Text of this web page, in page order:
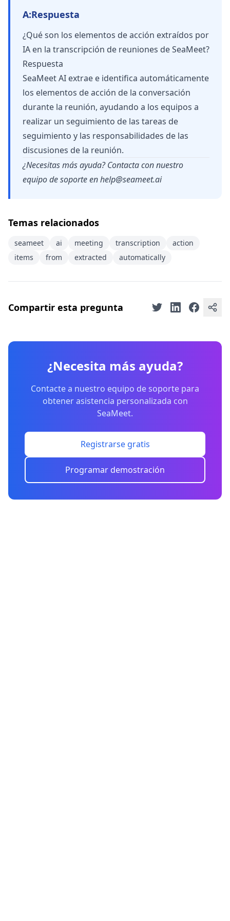
A:Respuesta
¿Qué son los elementos de acción extraídos por
IA en la transcripción de reuniones de SeaMeet?
Respuesta
SeaMeet AI extrae e identifica automáticamente
los elementos de acción de la conversación
durante la reunión, ayudando a los equipos a
realizar un seguimiento de las tareas de
seguimiento y las responsabilidades de las
discusiones de la reunión.
¿Necesitas más ayuda? Contacta con nuestro
equipo de soporte enhelp@seameet.ai
Temas relacionados
seameet ai meeting transcription
action
items
from extracted automatically
Compartir esta pregunta
¿Necesita más ayuda?
Contacte a nuestro equipo de soporte para
obtener asistencia personalizada con
SeaMeet.
Registrarse gratis
Programar demostración